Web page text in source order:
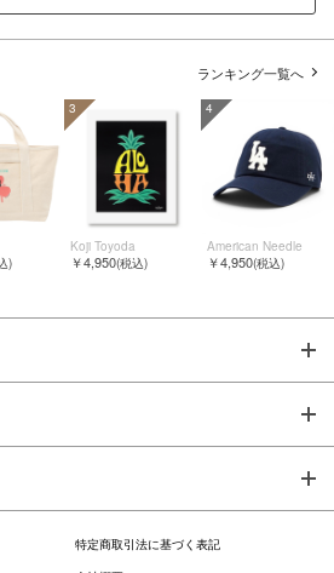
ランキング一覧へ
)
3
Koji Toyoda
￥4,950(税込)
4
American Needle
￥4,950(税込)
特定商取引法に基づく表記